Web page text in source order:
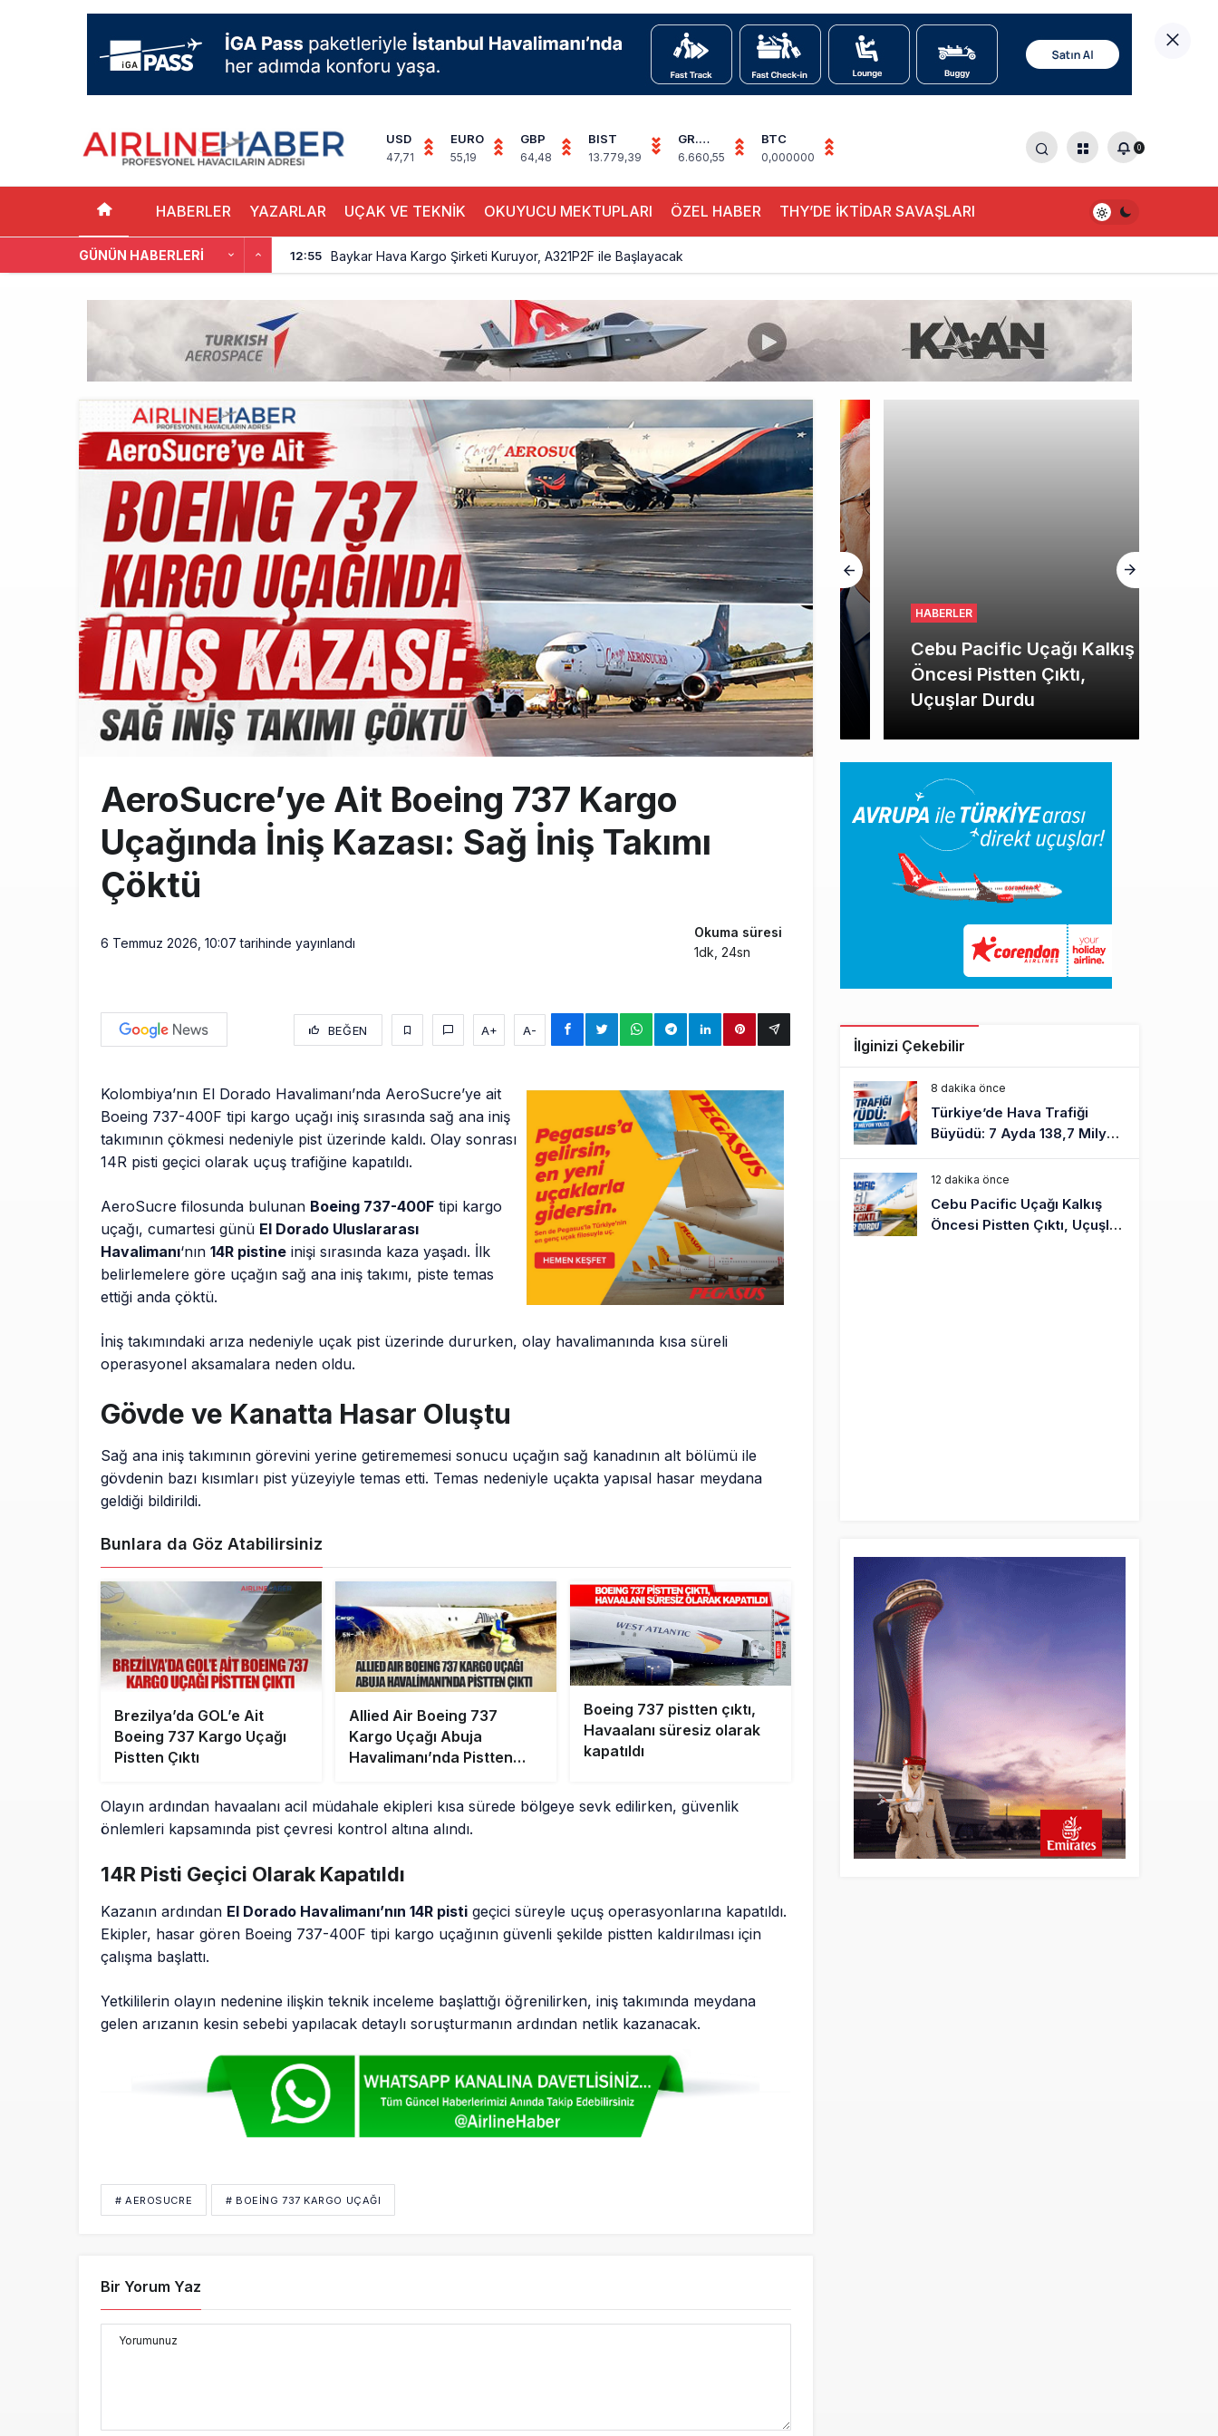
USD
47,71
EURO
55,19
GBP
64,48
BIST
13.779,39
GR.
ALTIN
6.660,55
BTC
0,000000
0
HABERLER YAZARLAR UÇAK VE TEKNİK OKUYUCU MEKTUPLARI ÖZEL HABER THY’DE İKTİDAR SAVAŞLARI
GÜNÜN HABERLERI 12:55 Baykar Hava Kargo Şirketi Kuruyor, A321P2F ile Başlayacak
Cebu Pacific Uçağı Kalkış Öncesi Pistten Çıktı, Uçuşlar Durdu
Turkish Technic’te Yeni Atama: Erdem Engin Göreve Başladı
12:18 THY, Yaklaşık 4,5 Yıl Sonra Minsk’e Yeniden Uçacak
11:58 İstanbul Havalimanı Avrupa’nın En Yoğunu Oldu, Dünyada 7’nciliğe Yükseldi
11:13 THY’nin Washington Uçağı Bulgaristan Üzerinden Geri Döndü
10:48 TOLUN P’den Yeni Atış Testi: AKINCI Hedefi Tam İsabetle Vurdu
AeroSucre’ye Ait Boeing 737 Kargo
Uçağında İniş Kazası: Sağ İniş Takımı
Çöktü
6 Temmuz 2026, 10:07 tarihinde yayınlandı
Okuma süresi
1dk, 24sn
BEĞEN A+ A-
Kolombiya’nın El Dorado Havalimanı’nda AeroSucre’ye ait
Boeing 737-400F tipi kargo uçağı iniş sırasında sağ ana iniş
takımının çökmesi nedeniyle pist üzerinde kaldı. Olay sonrası
14R pisti geçici olarak uçuş trafiğine kapatıldı.
AeroSucre filosunda bulunan Boeing 737-400F tipi kargo
uçağı, cumartesi günü El Dorado Uluslararası
Havalimanı‘nın14R pistine inişi sırasında kaza yaşadı. İlk
belirlemelere göre uçağın sağ ana iniş takımı, piste temas
ettiği anda çöktü.
İniş takımındaki arıza nedeniyle uçak pist üzerinde dururken, olay havalimanında kısa süreli
operasyonel aksamalara neden oldu.
Gövde ve Kanatta Hasar Oluştu
Sağ ana iniş takımının görevini yerine getirememesi sonucu uçağın sağ kanadının alt bölümü ile
gövdenin bazı kısımları pist yüzeyiyle temas etti. Temas nedeniyle uçakta yapısal hasar meydana
geldiği bildirildi.
Bunlara da Göz Atabilirsiniz
Brezilya’da GOL’e Ait
Boeing 737 Kargo Uçağı
Pistten Çıktı
Allied Air Boeing 737
Kargo Uçağı Abuja
Havalimanı’nda Pistten
Boeing 737 pistten çıktı,
Havaalanı süresiz olarak
kapatıldı
Olayın ardından havaalanı acil müdahale ekipleri kısa sürede bölgeye sevk edilirken, güvenlik
önlemleri kapsamında pist çevresi kontrol altına alındı.
14R Pisti Geçici Olarak Kapatıldı
Kazanın ardından El Dorado Havalimanı’nın 14R pisti geçici süreyle uçuş operasyonlarına kapatıldı.
Ekipler, hasar gören Boeing 737-400F tipi kargo uçağının güvenli şekilde pistten kaldırılması için
çalışma başlattı.
Yetkililerin olayın nedenine ilişkin teknik inceleme başlattığı öğrenilirken, iniş takımında meydana
gelen arızanın kesin sebebi yapılacak detaylı soruşturmanın ardından netlik kazanacak.
# AEROSUCRE # BOEING 737 KARGO UÇAĞI
Bir Yorum Yaz
Yorumunuz
HABERLER
Cebu Pacific Uçağı Kalkış
Öncesi Pistten Çıktı,
Uçuşlar Durdu
İlginizi Çekebilir
8 dakika önce
Türkiye’de Hava Trafiği
Büyüdü: 7 Ayda 138,7 Milyon
Yolcu
12 dakika önce
Cebu Pacific Uçağı Kalkış
Öncesi Pistten Çıktı, Uçuşlar